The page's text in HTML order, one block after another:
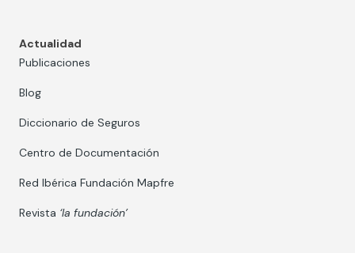
Actualidad
Publicaciones
Blog
Diccionario de Seguros
Centro de Documentación
Red Ibérica Fundación Mapfre
Revista ‘la fundación’